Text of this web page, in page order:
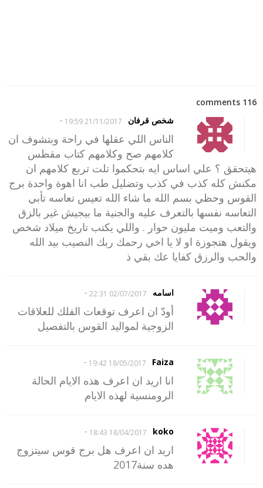
116 comments
شخص قرفان
21/11/2017 19:59
-
الناس اللي عقلها في راحة وبتشوف ان
كلامهم صح وكلامهم كتاب مقظس
هيتحقق ؟ علي اساس ايه بتحكموا تلت تربع كلامهم ان
مكنش كله كذب في كذب وتضليل طب انا اهوة واحدة برج
القوس وحظي بسم الله ما شاء الله تعيس تعاسه تأبي
التعاسه نفسها بالتعرف عليه والجنية ما بيجيش غير بالزق
والتعب وميت مليون حوار . واللي يكتب تاريخ ميلاد شخص
ويقول هتجوزة او لا يا اخي رحمك ربك النصيب بيد الله
والحب والرزق كفايا عك بقي ذ
اسامه 02/07/2017 22:31
-
أودّ ان اعرف توقعات الفلك للعلاقات
الزوجية لمواليد القوس بالتفصيل
Faiza
18/05/2017 19:42
-
انا اريد ان اعرف هذه الايام الحالة
الرومنسية لهذه الايام
koko
18/04/2017 18:43
-
اريد ان اعرف هل برج قوس سيتزوج
هده سنة2017